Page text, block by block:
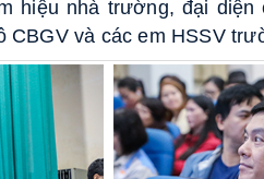
hiệu nhà trường, đại diện
và các em HSSV